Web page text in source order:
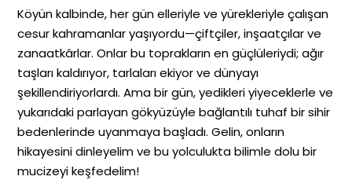
Köyün kalbinde, her gün elleriyle ve yürekleriyle çalışan
cesur kahramanlar yaşıyordu—çiftçiler, inşaatçılar ve
zanaatkârlar. Onlar bu toprakların en güçlüleriydi; ağır
taşları kaldırıyor, tarlaları ekiyor ve dünyayı
şekillendiriyorlardı. Ama bir gün, yedikleri yiyeceklerle ve
yukarıdaki parlayan gökyüzüyle bağlantılı tuhaf bir sihir
bedenlerinde uyanmaya başladı. Gelin, onların
hikayesini dinleyelim ve bu yolculukta bilimle dolu bir
mucizeyi keşfedelim!